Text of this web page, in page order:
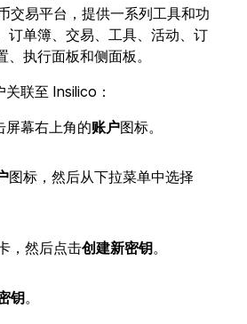
交易平台，提供一系列工具和功
订单簿、交易、工具、活动、订
、执行面板和侧面板。
联至 Insilico：
屏幕右上角的账户图标。
图标，然后从下拉菜单中选择
，然后点击创建新密钥。
钥。